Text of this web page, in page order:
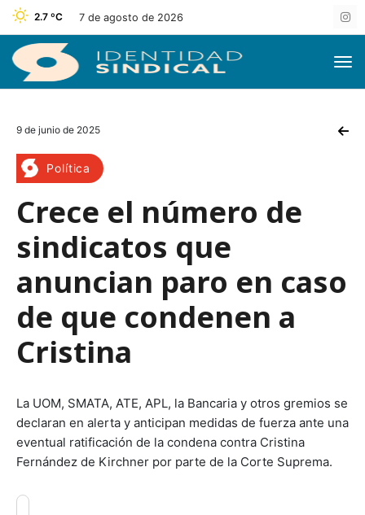
2.7 ºC 7 de agosto de 2026
9 de junio de 2025
Política
Crece el número de
sindicatos que
anuncian paro en caso
de que condenen a
Cristina
La UOM, SMATA, ATE, APL, la Bancaria y otros gremios se
declaran en alerta y anticipan medidas de fuerza ante una
eventual ratificación de la condena contra Cristina
Fernández de Kirchner por parte de la Corte Suprema.